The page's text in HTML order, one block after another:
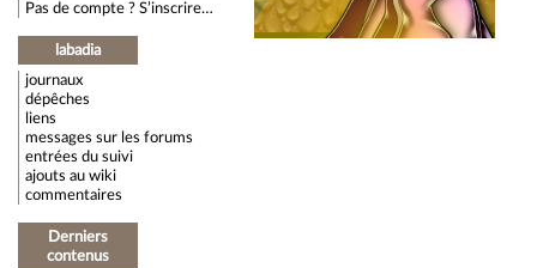
Pas de compte ? S’inscrire…
labadia
journaux
dépêches
liens
messages sur les forums
entrées du suivi
ajouts au wiki
commentaires
Derniers
contenus